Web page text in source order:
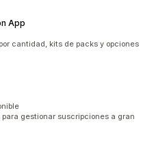
App
cantidad, kits de packs y opciones
gestionar suscripciones a gran